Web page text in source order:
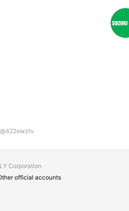
@422ewztv
Corporation
official accounts